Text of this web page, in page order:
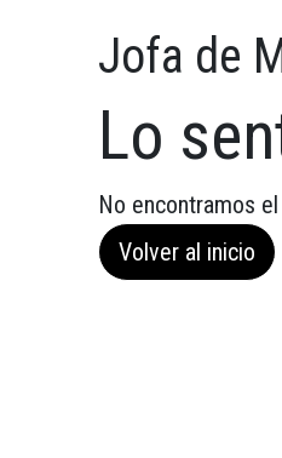
Jofa de
Lo
No encontramos
Volver al inicio